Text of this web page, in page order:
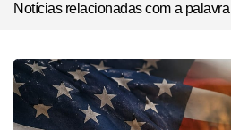
Notícias relacionadas com a palavra